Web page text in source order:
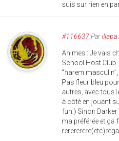
suis sur rien en
#116637Parillapa
Animes : Je vais
School Host
"harem
Pas fleur bleu
autres, avec tous
à côté en jouant
fun.) Sinon
ma préférée et ça